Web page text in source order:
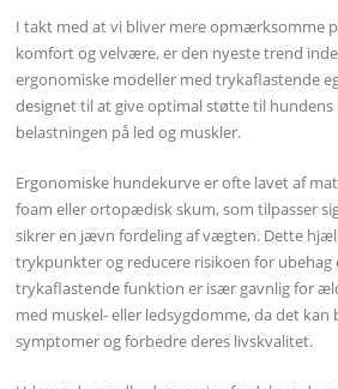
I takt med at vi bliver mere opmærksomme
komfort og velvære, er den nyeste trend
ergonomiske modeller med trykaflastende
designet til at give optimal støtte til
belastningen på led og muskler.
Ergonomiske hundekurve er ofte lavet af
foam eller ortopædisk skum, som tilpasser
sikrer en jævn fordeling af vægten. Dette
trykpunkter og reducere risikoen for ubehag
trykaflastende funktion er især gavnlig for
med muskel- eller ledsygdomme, da det kan
symptomer og forbedre deres livskvalitet.